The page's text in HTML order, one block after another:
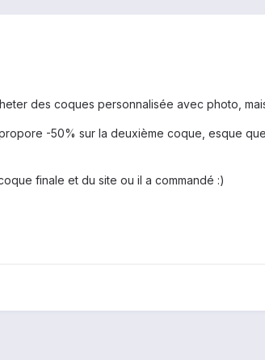
des coques personnalisée avec photo,
propore -50% sur la deuxième coque, esque
finale et du site ou il a commandé :)